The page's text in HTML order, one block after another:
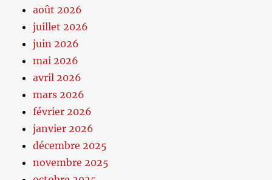
août 2026
juillet 2026
juin 2026
mai 2026
avril 2026
mars 2026
février 2026
janvier 2026
décembre 2025
novembre 2025